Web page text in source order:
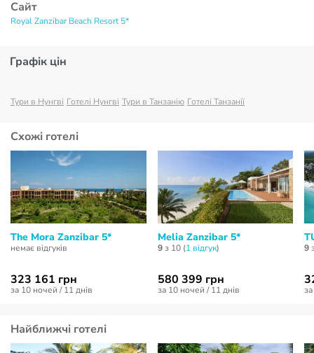
Сайт
Royal Zanzibar Beach Resort 5*
Графік цін
Тури в Нунгві Готелі Нунгві Тури в Танзанію Готелі Танзанії
Схожі готелі
The Mora Zanzibar 5*
немає відгуків
323 161 грн
за 10 ночей / 11 днів
Melia Zanzibar 5*
9з 10 (1 відгук)
580 399 грн
за 10 ночей / 11 днів
9
Найближчі готелі